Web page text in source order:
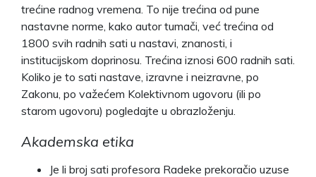
trećine radnog vremena. To nije trećina od pune
nastavne norme, kako autor tumači, već trećina od
1800 svih radnih sati u nastavi, znanosti, i
institucijskom doprinosu. Trećina iznosi 600 radnih sati.
Koliko je to sati nastave, izravne i neizravne, po
Zakonu, po važećem Kolektivnom ugovoru (ili po
starom ugovoru) pogledajte u obrazloženju.
Akademska etika
Je li broj sati profesora Radeke prekoračio uzuse